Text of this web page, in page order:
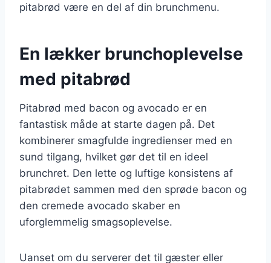
pitabrød være en del af din brunchmenu.
En lækker brunchoplevelse
med pitabrød
Pitabrød med bacon og avocado er en
fantastisk måde at starte dagen på. Det
kombinerer smagfulde ingredienser med en
sund tilgang, hvilket gør det til en ideel
brunchret. Den lette og luftige konsistens af
pitabrødet sammen med den sprøde bacon og
den cremede avocado skaber en
uforglemmelig smagsoplevelse.
Uanset om du serverer det til gæster eller